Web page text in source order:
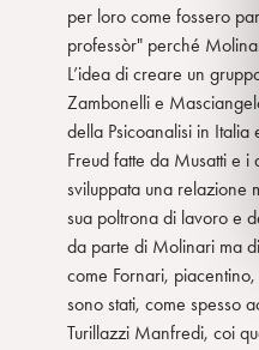
per loro come fossero
professòr" perché
L’idea di creare un
Zambonelli e
della Psicoanalisi in Italia
Freud fatte da Musatti e i
sviluppata una relazione
sua poltrona di lavoro e
da parte di Molinari ma
come Fornari,
sono stati, come spesso
Turillazzi Manfredi, coi